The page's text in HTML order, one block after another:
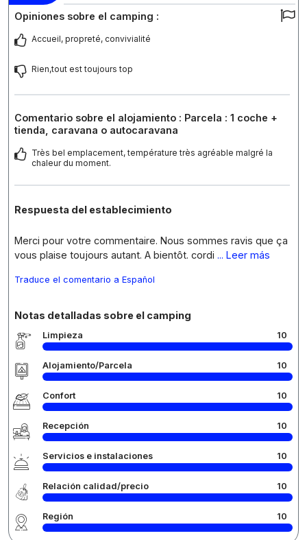
Opiniones sobre el camping :
Accueil, propreté, convivialité
Rien,tout est toujours top
Comentario sobre el alojamiento : Parcela : 1 coche +
tienda, caravana o autocaravana
Très bel emplacement, température très agréable malgré la
chaleur du moment.
Respuesta del establecimiento
Merci pour votre commentaire. Nous sommes ravis que ça
vous plaise toujours autant. A bientôt. cordi ... Leer más
Traduce el comentario a Español
Notas detalladas sobre el camping
Limpieza 10
Alojamiento/Parcela 10
Confort 10
Recepción 10
Servicios e instalaciones 10
Relación calidad/precio 10
Región 10